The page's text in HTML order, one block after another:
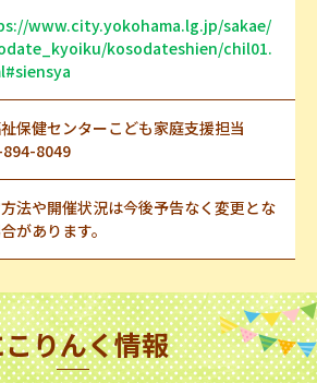
www.city.yokohama.lg.jp/sakae/
kosodateshien/chil01.
保健センターこども家庭支援担当
8049
法や開催状況は今後予告なく変更とな
があります。
りんく情報